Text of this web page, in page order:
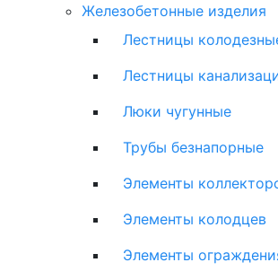
Железобетонные изделия
Лестницы
Лестницы
Люки чугунные
Трубы безнапорные
Элементы
Элементы колодцев
Элементы